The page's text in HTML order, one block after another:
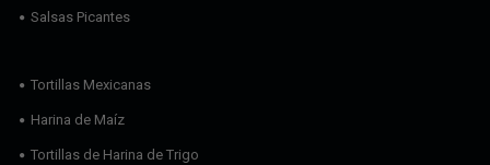
Salsas Picantes
Tortillas Mexicanas
Harina de Maíz
Tortillas de Harina de Trigo